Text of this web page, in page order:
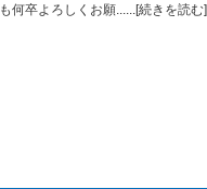
も何卒よろしくお願......[続きを読む]